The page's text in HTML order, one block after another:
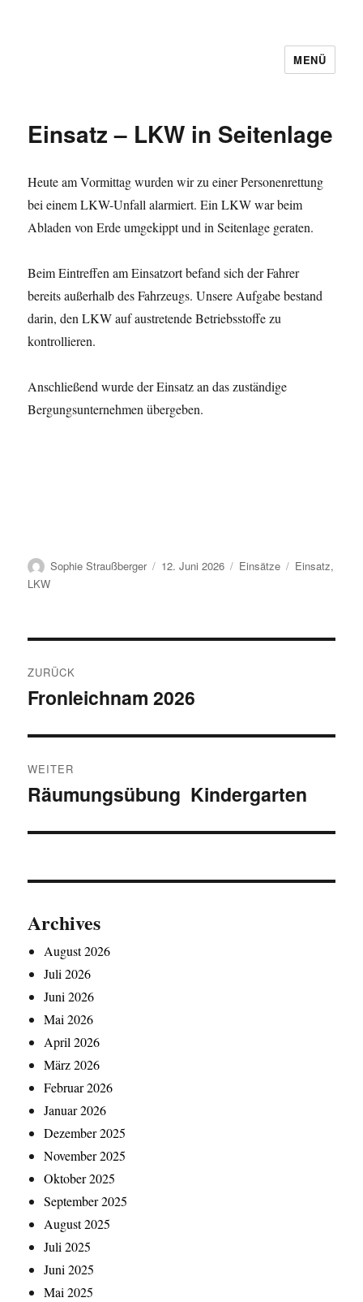
MENÜ
Einsatz – LKW in Seitenlage
Heute am Vormittag wurden wir zu einer Personenrettung
bei einem LKW-Unfall alarmiert. Ein LKW war beim
Abladen von Erde umgekippt und in Seitenlage geraten.
Beim Eintreffen am Einsatzort befand sich der Fahrer
bereits außerhalb des Fahrzeugs. Unsere Aufgabe bestand
darin, den LKW auf austretende Betriebsstoffe zu
kontrollieren.
Anschließend wurde der Einsatz an das zuständige
Bergungsunternehmen übergeben.
Autor
Sophie Straußberger
Veröffentlicht
12. Juni 2026 Kategorien
Einsätze Schlagwörter
Einsatz,
LKW
ZURÜCK
Vorheriger
Fronleichnam 2026
WEITER
Nächster
Räumungsübung Kindergarten
Archives
August 2026
Juli 2026
Juni 2026
Mai 2026
April 2026
März 2026
Februar 2026
Januar 2026
Dezember 2025
November 2025
Oktober 2025
September 2025
August 2025
Juli 2025
Juni 2025
Mai 2025